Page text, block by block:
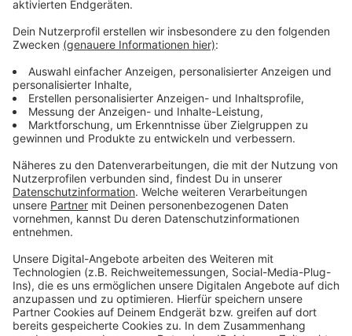
Wir benötigen Ihre
Zustimmung, um den YouTube
Video-Service zu laden!
Wir verwenden einen Service eines
Drittanbieters, um Videoinhalte
Daten zu Ihren Aktivitäten
sammeln. Bitte lesen Sie die
Details durch und stimmen Sie der
Nutzung des Service zu, um dieses
Mehr Informationen
Akzeptieren
Fünf für Jason Derulo
Anzeige